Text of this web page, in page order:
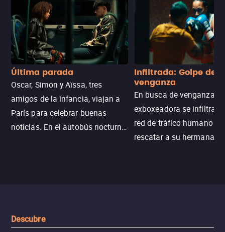
Última parada
Oscar, Simon y Aïssa, tres
amigos de la infancia, viajan a
París para celebrar buenas
noticias. En el autobús nocturno
Infiltrada: Golpe de
venganza
En busca de venganza,
exboxeadora se infiltra
red de tráfico humano
rescatar a su hermana
Descubre